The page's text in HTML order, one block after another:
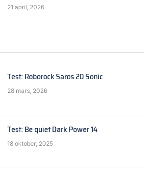
21 april, 2026
Test: Roborock Saros 20 Sonic
28 mars, 2026
Test: Be quiet Dark Power 14
18 oktober, 2025